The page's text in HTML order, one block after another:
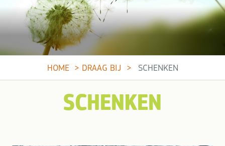
HOME DRAAG BIJ SCHENKEN
SCHENKEN